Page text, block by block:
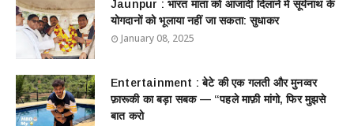
Jaunpur : ​भारत माता को आजादी दिलाने में सूर्यनाथ के
योगदानों को भूलाया नहीं जा सकता: सुधाकर
January 08, 2025
Entertainment : बेटे की एक गलती और मुनव्वर
फ़ारूकी का बड़ा सबक — “पहले माफ़ी मांगो, फिर मुझसे
बात करो